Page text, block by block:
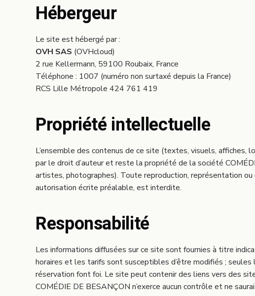
Hébergeur
Le site est hébergé par :
OVH SAS (OVHcloud)
2 rue Kellermann, 59100 Roubaix, France
Téléphone : 1007 (numéro non surtaxé depuis la France)
RCS Lille Métropole 424 761 419
Propriété intellectuelle
L’ensemble des contenus de ce site (textes, visuels, affiches,
par le droit d’auteur et reste la propriété de la société
artistes, photographes). Toute reproduction, représentation
autorisation écrite préalable, est interdite.
Responsabilité
Les informations diffusées sur ce site sont fournies à titre
horaires et les tarifs sont susceptibles d’être modifiés ;
réservation font foi. Le site peut contenir des liens vers des
COMÉDIE DE BESANÇON n’exerce aucun contrôle et ne